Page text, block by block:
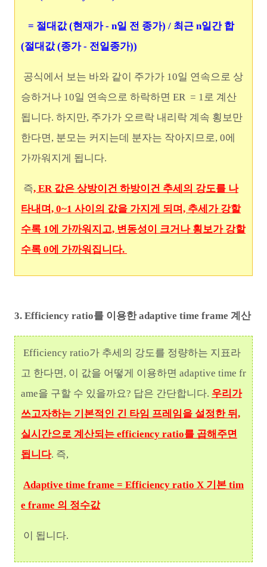
= 절대값 (현재가 - n일 전 종가) / 최근 n일간 합
(절대값 (종가 - 전일종가))
공식에서 보는 바와 같이 주가가 10일 연속으로 상
승하거나 10일 연속으로 하락하면 ER = 1로 계산
됩니다. 하지만, 주가가 오르락 내리락 계속 횡보만
한다면, 분모는 커지는데 분자는 작아지므로, 0에
가까워지게 됩니다.
즉, ER 값은 상방이건 하방이건 추세의 강도를 나
타내며, 0~1 사이의 값을 가지게 되며, 추세가 강할
수록 1에 가까워지고, 변동성이 크거나 횡보가 강할
수록 0에 가까워집니다.
3. Efficiency ratio를 이용한 adaptive time frame 계산
Efficiency ratio가 추세의 강도를 정량하는 지표라
고 한다면, 이 값을 어떻게 이용하면 adaptive time fr
ame을 구할 수 있을까요? 답은 간단합니다. 우리가
쓰고자하는 기본적인 긴 타임 프레임을 설정한 뒤,
실시간으로 계산되는 efficiency ratio를 곱해주면
됩니다. 즉,
Adaptive time frame = Efficiency ratio X 기본 tim
e frame 의 정수값
이 됩니다.